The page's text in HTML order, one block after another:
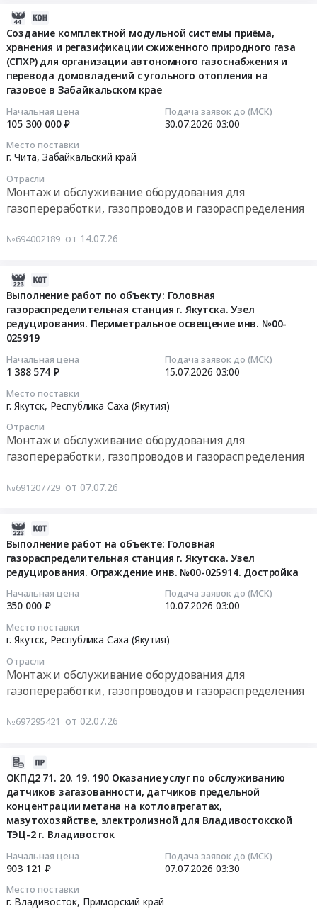
5
2"
Создание комплектной модульной системы приёма,
хранения и регазификации сжиженного природного газа
(СПХР) для организации автономного газоснабжения и
перевода домовладений с угольного отопления на
газовое в Забайкальском крае
Начальная цена
105 300 000 ₽
Подача заявок до (МСК)
30.07.2026 03:00
Место поставки
г. Чита, Забайкальский край
Отрасли
Монтаж и обслуживание оборудования для
газопереработки, газопроводов и газораспределения
№694002189 от 14.07.26
Выполнение работ по объекту: Головная
газораспределительная станция г. Якутска. Узел
редуцирования. Периметральное освещение инв. №00-
025919
Начальная цена
1 388 574 ₽
Подача заявок до (МСК)
15.07.2026 03:00
Место поставки
г. Якутск, Республика Саха (Якутия)
Отрасли
Монтаж и обслуживание оборудования для
газопереработки, газопроводов и газораспределения
№691207729 от 07.07.26
Выполнение работ на объекте: Головная
газораспределительная станция г. Якутска. Узел
редуцирования. Ограждение инв. №00-025914. Достройка
Начальная цена
350 000 ₽
Подача заявок до (МСК)
10.07.2026 03:00
Место поставки
г. Якутск, Республика Саха (Якутия)
Отрасли
Монтаж и обслуживание оборудования для
газопереработки, газопроводов и газораспределения
№697295421 от 02.07.26
ОКПД2 71. 20. 19. 190 Оказание услуг по обслуживанию
датчиков загазованности, датчиков предельной
концентрации метана на котлоагрегатах,
мазутохозяйстве, электролизной для Владивостокской
ТЭЦ-2 г. Владивосток
Начальная цена
903 121 ₽
Подача заявок до (МСК)
07.07.2026 03:30
Место поставки
г. Владивосток, Приморский край